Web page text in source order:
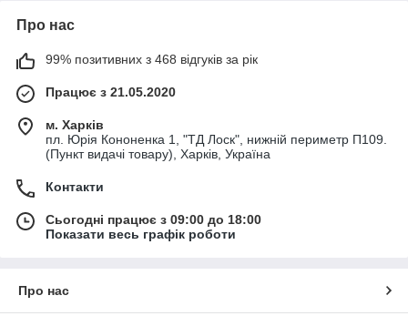
Про нас
99% позитивних з 468 відгуків за рік
Працює з 21.05.2020
м. Харків
пл. Юрія Кононенка 1, "ТД Лоск", нижній периметр П109.
(Пункт видачі товару), Харків, Україна
Контакти
Сьогодні працює з 09:00 до 18:00
Показати весь графік роботи
Про нас